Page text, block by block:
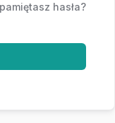
hasła?